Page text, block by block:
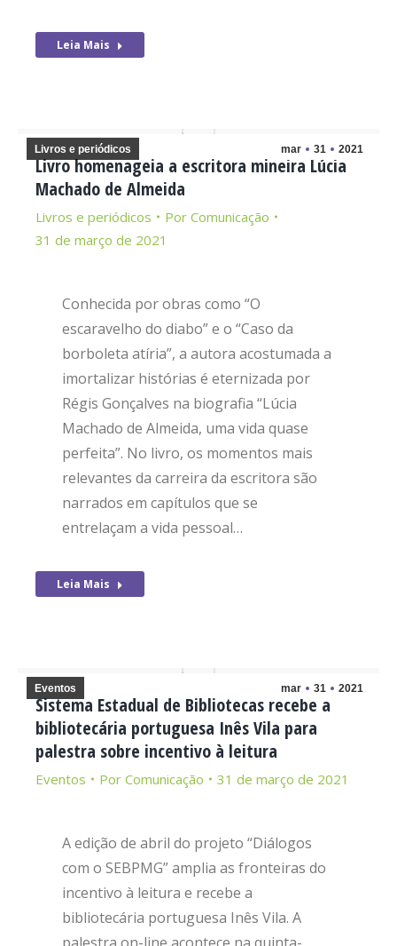
Leia Mais
mar 31 2021
Livros e periódicos
Livro homenageia a escritora mineira Lúcia
Machado de Almeida
Livros e periódicos Por Comunicação
31 de março de 2021
Conhecida por obras como “O
escaravelho do diabo” e o “Caso da
borboleta atíria”, a autora acostumada a
imortalizar histórias é eternizada por
Régis Gonçalves na biografia “Lúcia
Machado de Almeida, uma vida quase
perfeita”. No livro, os momentos mais
relevantes da carreira da escritora são
narrados em capítulos que se
entrelaçam a vida pessoal…
Leia Mais
mar 31 2021
Eventos
Sistema Estadual de Bibliotecas recebe a
bibliotecária portuguesa Inês Vila para
palestra sobre incentivo à leitura
Eventos Por Comunicação 31 de março de 2021
A edição de abril do projeto “Diálogos
com o SEBPMG” amplia as fronteiras do
incentivo à leitura e recebe a
bibliotecária portuguesa Inês Vila. A